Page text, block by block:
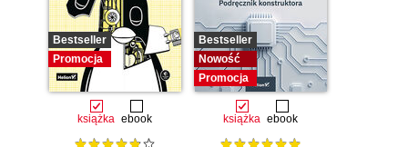
Bestseller
Promocja
książka ebook
Bestseller
Nowość
Promocja
książka ebook